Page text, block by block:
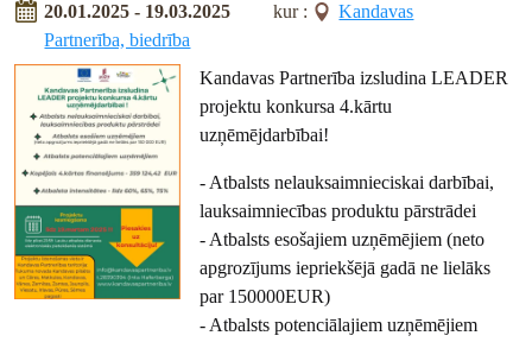
20.01.2025 - 19.03.2025 kur :
Kandavas
Partnerība, biedrība
Kandavas Partnerība izsludina LEADER
projektu konkursa 4.kārtu
uzņēmējdarbībai!
- Atbalsts nelauksaimnieciskai darbībai,
lauksaimniecības produktu pārstrādei
- Atbalsts esošajiem uzņēmējiem (neto
apgrozījums iepriekšējā gadā ne lielāks
par 150000EUR)
- Atbalsts potenciālajiem uzņēmējiem